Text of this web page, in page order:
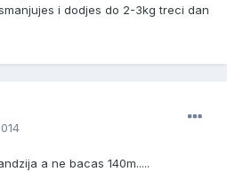
i dodjes do 2-3kg treci dan
a ne bacas 140m.....